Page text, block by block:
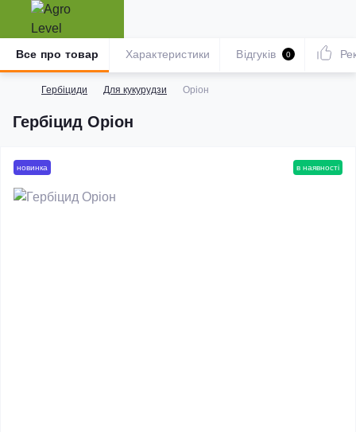
Гербіциди Для кукурудзи Оріон
Гербіцид Оріон
Все про товар Характеристики Відгуків 0
новинка в наявності